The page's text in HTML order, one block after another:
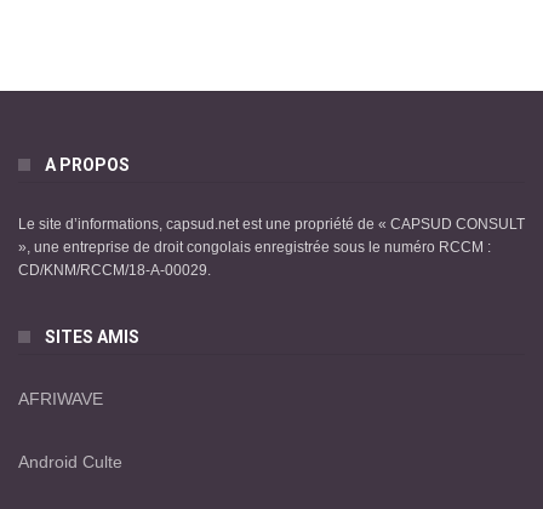
A PROPOS
Le site d’informations, capsud.net est une propriété de « CAPSUD CONSULT
», une entreprise de droit congolais enregistrée sous le numéro RCCM :
CD/KNM/RCCM/18-A-00029.
SITES AMIS
AFRIWAVE
Android Culte